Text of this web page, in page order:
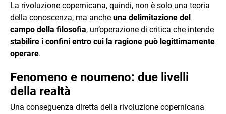
La rivoluzione copernicana, quindi, non è solo una teoria
della conoscenza, ma anche una delimitazione del
campo della filosofia, un’operazione di critica che intende
stabilire i confini entro cui la ragione può legittimamente
operare.
Fenomeno e noumeno: due livelli
della realtà
Una conseguenza diretta della rivoluzione copernicana